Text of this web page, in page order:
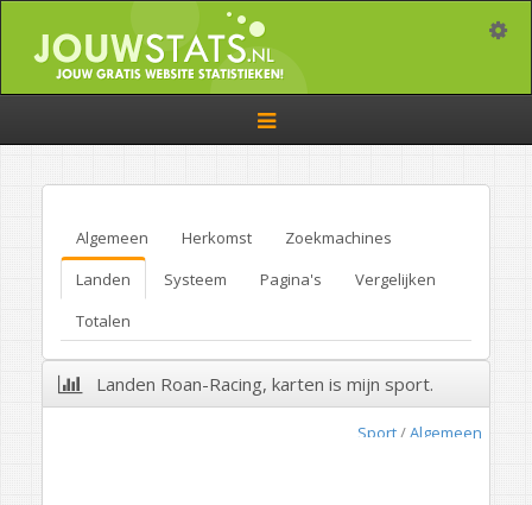
Toggle
navigation
Algemeen Herkomst
Zoekmachines
Landen
Systeem Pagina's
Vergelijken
Totalen
Landen Roan-Racing, karten is mijn sport.
Sport/Algemeen